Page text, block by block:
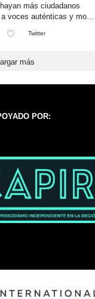
más ciudadanos
voces auténticas y mo…
Twitter
más
POR: